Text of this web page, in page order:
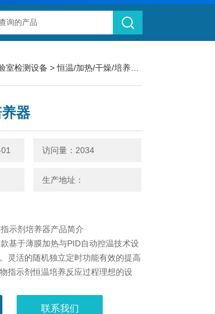
室检测设备 >恒温/加热/干燥/培养设备
器
访问量：2034
生产地址：
示剂培养器产品简介
基于薄膜加热与PID自动控温技术设
灵活的随机独立定时功能有效的提高
指示剂恒温培养反应过程理想的设
联系我们